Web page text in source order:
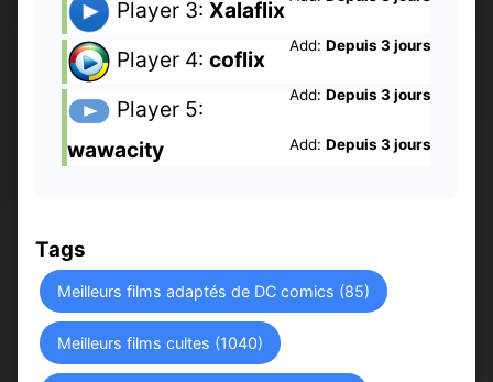
Player 3: Xalaflix
Add: Depuis 3 jours
Player 4: coflix
Add: Depuis 3 jours
Player 5:
wawacity
Add: Depuis 3 jours
Tags
Meilleurs films adaptés de DC comics (85)
Meilleurs films cultes (1040)